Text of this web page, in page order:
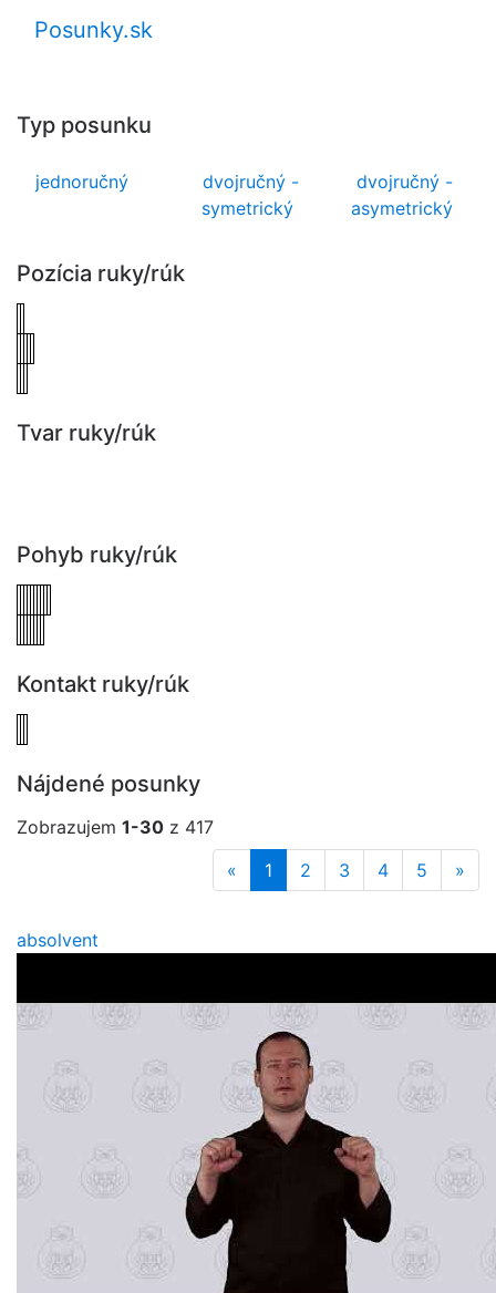
Posunky.sk
Typ posunku
jednoručný
dvojručný -
symetrický
dvojručný -
asymetrický
Pozícia ruky/rúk
Tvar ruky/rúk
Pohyb ruky/rúk
Kontakt ruky/rúk
Nájdené posunky
Zobrazujem 1-30 z 417
«
1 2 3 4 5 »
absolvent